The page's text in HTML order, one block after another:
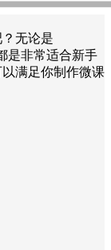
无论是
是非常适合新手
满足你制作微课